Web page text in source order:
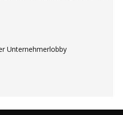
Unternehmerlobby